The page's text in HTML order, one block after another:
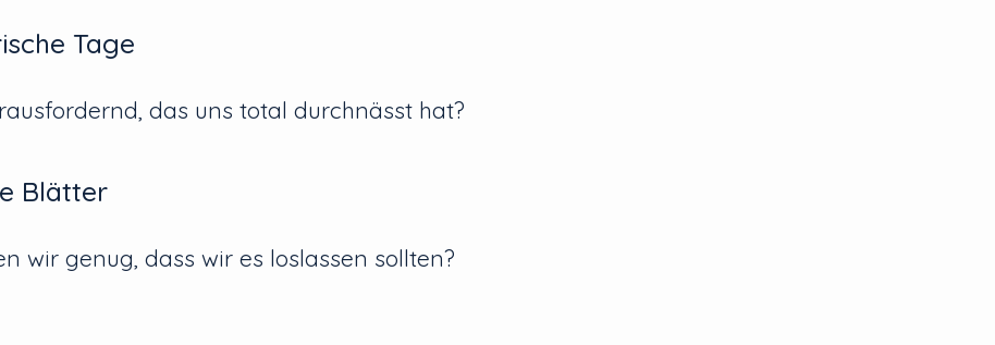
Tage
das uns total durchnässt hat?
Blätter
wir genug, dass wir es loslassen sollten?